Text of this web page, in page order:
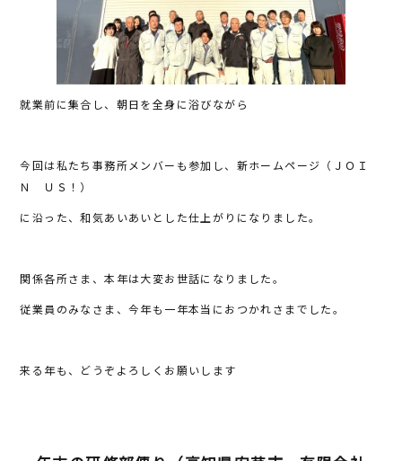
就業前に集合し、朝日を全身に浴びながら
今回は私たち事務所メンバーも参加し、新ホームページ（ＪＯＩ
Ｎ ＵＳ！）
に沿った、和気あいあいとした仕上がりになりました。
関係各所さま、本年は大変お世話になりました。
従業員のみなさま、今年も一年本当におつかれさまでした。
来る年も、どうぞよろしくお願いします